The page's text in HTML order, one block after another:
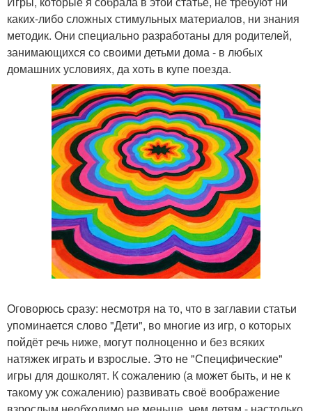
каких-либо сложных стимульных материалов, ни знания
методик. Они специально разработаны для родителей,
занимающихся со своими детьми дома - в любых
домашних условиях, да хоть в купе поезда.
Оговорюсь сразу: несмотря на то, что в заглавии статьи
упоминается слово "Дети", во многие из игр, о которых
пойдёт речь ниже, могут полноценно и без всяких
натяжек играть и взрослые. Это не "Специфические"
игры для дошколят. К сожалению (а может быть, и не к
такому уж сожалению) развивать своё воображение